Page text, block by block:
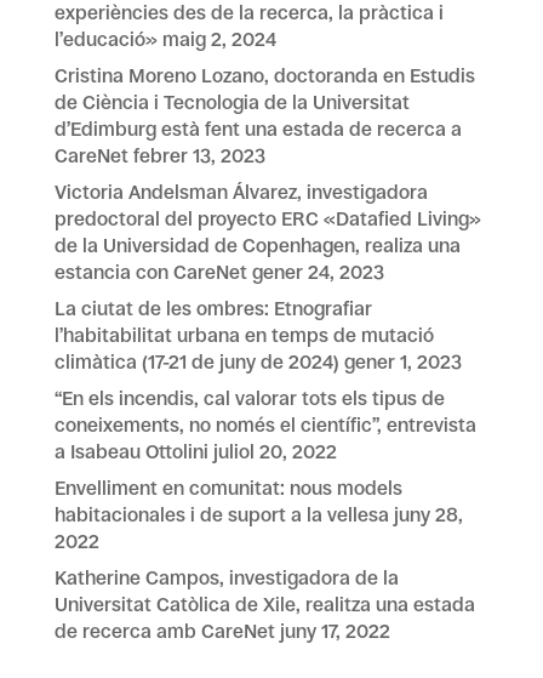
experiències des de la recerca, la pràctica i
l’educació» maig 2, 2024
Cristina Moreno Lozano, doctoranda en Estudis
de Ciència i Tecnologia de la Universitat
d’Edimburg està fent una estada de recerca a
CareNet febrer 13, 2023
Victoria Andelsman Álvarez, investigadora
predoctoral del proyecto ERC «Datafied Living»
de la Universidad de Copenhagen, realiza una
estancia con CareNet gener 24, 2023
La ciutat de les ombres: Etnografiar
l’habitabilitat urbana en temps de mutació
climàtica (17-21 de juny de 2024) gener 1, 2023
“En els incendis, cal valorar tots els tipus de
coneixements, no només el científic”, entrevista
a Isabeau Ottolini juliol 20, 2022
Envelliment en comunitat: nous models
habitacionales i de suport a la vellesa juny 28,
2022
Katherine Campos, investigadora de la
Universitat Catòlica de Xile, realitza una estada
de recerca amb CareNet juny 17, 2022